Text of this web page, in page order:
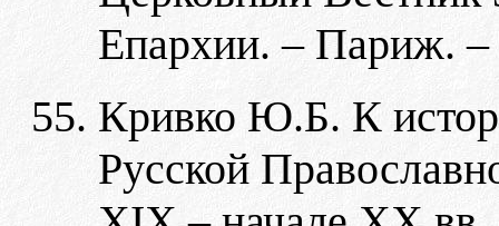
Епархии. – Париж.
Кривко Ю.Б. К
Русской